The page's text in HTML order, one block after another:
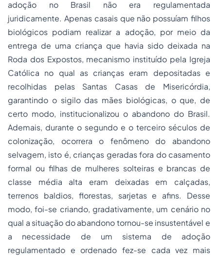
adoção no Brasil não era regulamentada
juridicamente. Apenas casais que não possuíam filhos
biológicos podiam realizar a adoção, por meio da
entrega de uma criança que havia sido deixada na
Roda dos Expostos, mecanismo instituído pela Igreja
Católica no qual as crianças eram depositadas e
recolhidas pelas Santas Casas de Misericórdia,
garantindo o sigilo das mães biológicas, o que, de
certo modo, institucionalizou o abandono do Brasil.
Ademais, durante o segundo e o terceiro séculos de
colonização, ocorrera o fenômeno do abandono
selvagem, isto é, crianças geradas fora do casamento
formal ou filhas de mulheres solteiras e brancas de
classe média alta eram deixadas em calçadas,
terrenos baldios, florestas, sarjetas e afins. Desse
modo, foi-se criando, gradativamente, um cenário no
qual a situação do abandono tornou-se insustentável e
a necessidade de um sistema de adoção
regulamentado e ordenado fez-se cada vez mais